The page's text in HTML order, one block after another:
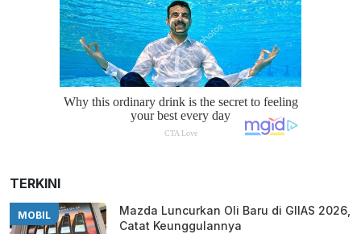
TERKINI
MOBIL
Mazda Luncurkan Oli Baru di GIIAS 2026,
Catat Keunggulannya